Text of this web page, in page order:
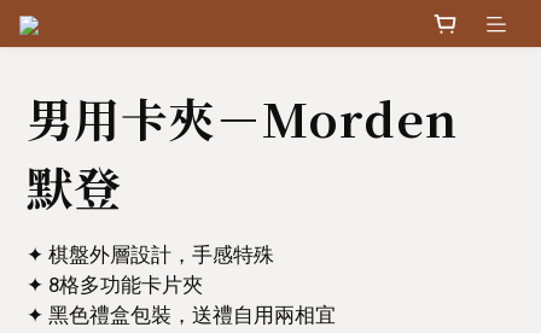
男用卡夾－Morden
默登
✦ 棋盤外層設計，手感特殊
✦ 8格多功能卡片夾
✦ 黑色禮盒包裝，送禮自用兩相宜